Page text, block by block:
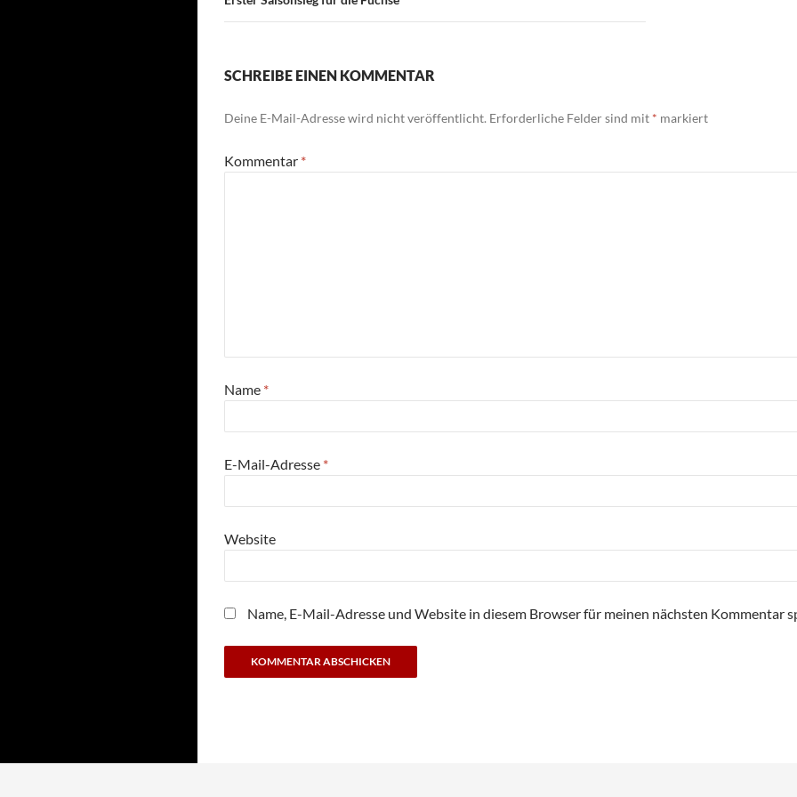
SCHREIBE EINEN KOMMENTAR
Deine E-Mail-Adresse wird nicht veröffentlicht. Erforderliche Felder sind mit * markiert
Kommentar *
Name *
E-Mail-Adresse *
Website
Name, E-Mail-Adresse und Website in diesem Browser für meinen nächsten Kommentar